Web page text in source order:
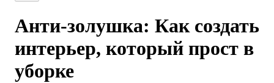
Анти-золушка: Как создать
интерьер, который прост в
уборке